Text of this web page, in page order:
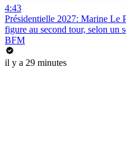
4:43
Présidentielle 2027: Marine Le
figure au second tour, selon un
BFM
il y a 29 minutes